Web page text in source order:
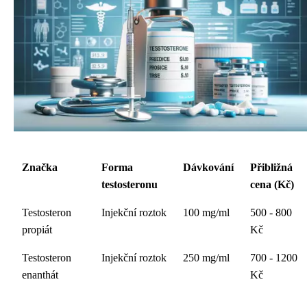
Značka
Forma
testosteronu
Dávkování
Přibližná
cena (Kč)
Testosteron
propiát
Injekční roztok 100 mg/ml
500 - 800
Kč
Testosteron
enanthát
Injekční roztok 250 mg/ml
700 - 1200
Kč